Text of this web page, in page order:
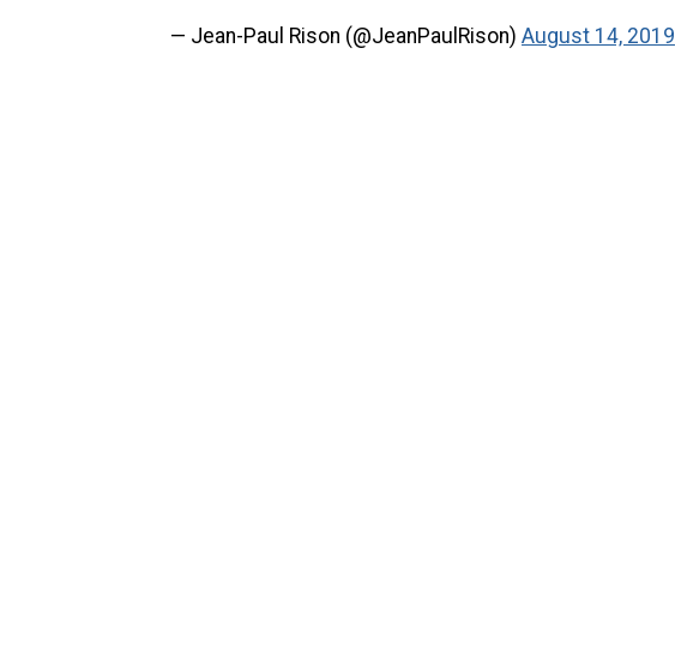
— Jean-Paul Rison (@JeanPaulRison) August 14, 2019